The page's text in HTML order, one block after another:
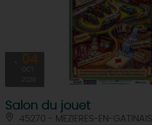
04
OCT
2026
Salon du jouet
45270 - MEZIERES-EN-GATINAIS